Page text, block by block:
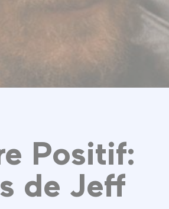
Positif:
de Jeff